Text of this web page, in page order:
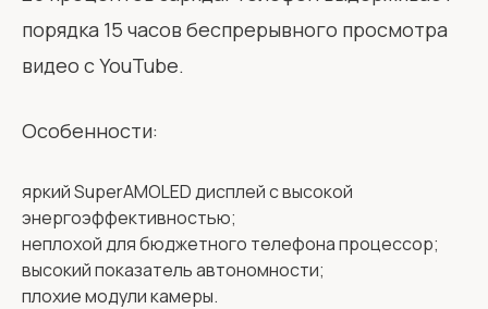
порядка 15 часов беспрерывного просмотра
видео с YouTube.
Особенности:
яркий SuperAMOLED дисплей с высокой
энергоэффективностью;
неплохой для бюджетного телефона процессор;
высокий показатель автономности;
плохие модули камеры.